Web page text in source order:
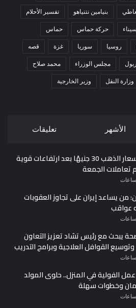
بنيامين نتنياهو تفسير الأحلام
حركة حماس حماس
روسيا سوريا غزة قصه
مجلس الوزراء محمد صلاح
وزارة النقل وزير الخارجية
الأشهر تعليقات
تراجع أسعار الذهب 30 جنيهًا بعد ارتفاعات قوية
تعاملات الجمعة
من يساعد إيران على تجاوز العقوبات
عواقب
يبحث مع رئيس تشاد تعزيز التعاون
القوافل العلاجية وبرامج التدريب
الفولية في المنزل.. حلوى المولد
وخطوات سهلة